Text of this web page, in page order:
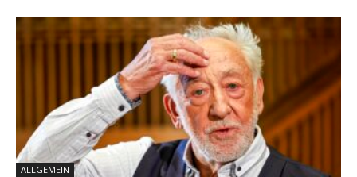
ALLGEMEIN